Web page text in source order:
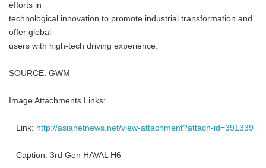
efforts in
technological innovation to promote industrial transformation and
offer global
users with high-tech driving experience.
SOURCE: GWM
Image Attachments Links:
Link: http://asianetnews.net/view-attachment?attach-id=391339
Caption: 3rd Gen HAVAL H6